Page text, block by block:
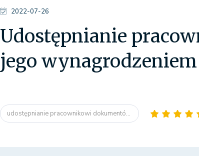
2022-07-26
Udostępnianie
jego wynagrodzeniem
udostępnianie pracownikowi dokumentó...